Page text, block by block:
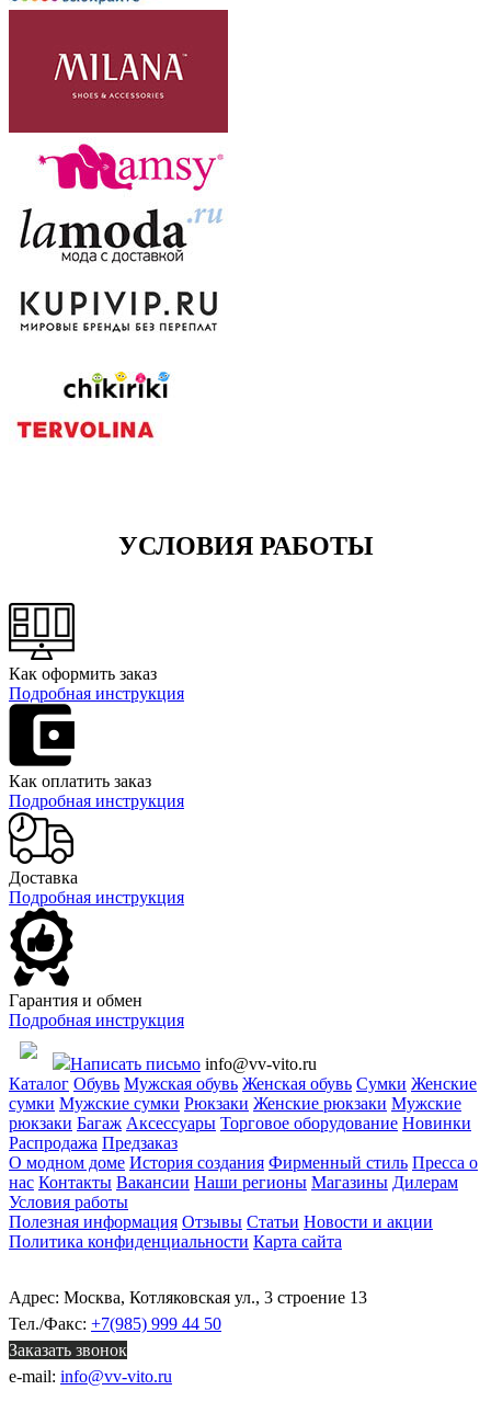
УСЛОВИЯ РАБОТЫ
Как оформить заказ
Подробная инструкция
Как оплатить заказ
Подробная инструкция
Доставка
Подробная инструкция
Гарантия и обмен
Подробная инструкция
Написать письмо info@vv-vito.ru
Каталог Обувь Мужская обувь Женская обувь Сумки Женские
сумки Мужские сумки Рюкзаки Женские рюкзаки Мужские
рюкзаки Багаж Аксессуары Торговое оборудование Новинки
Распродажа Предзаказ
О модном доме История создания Фирменный стиль Пресса о
нас Контакты Вакансии Наши регионы Магазины Дилерам
Условия работы
Полезная информация Отзывы Статьи Новости и акции
Политика конфиденциальности Карта сайта
Адрес: Москва, Котляковская ул., 3 строение 13
Тел./Факс: +7(985) 999 44 50
Заказать звонок
e-mail: info@vv-vito.ru